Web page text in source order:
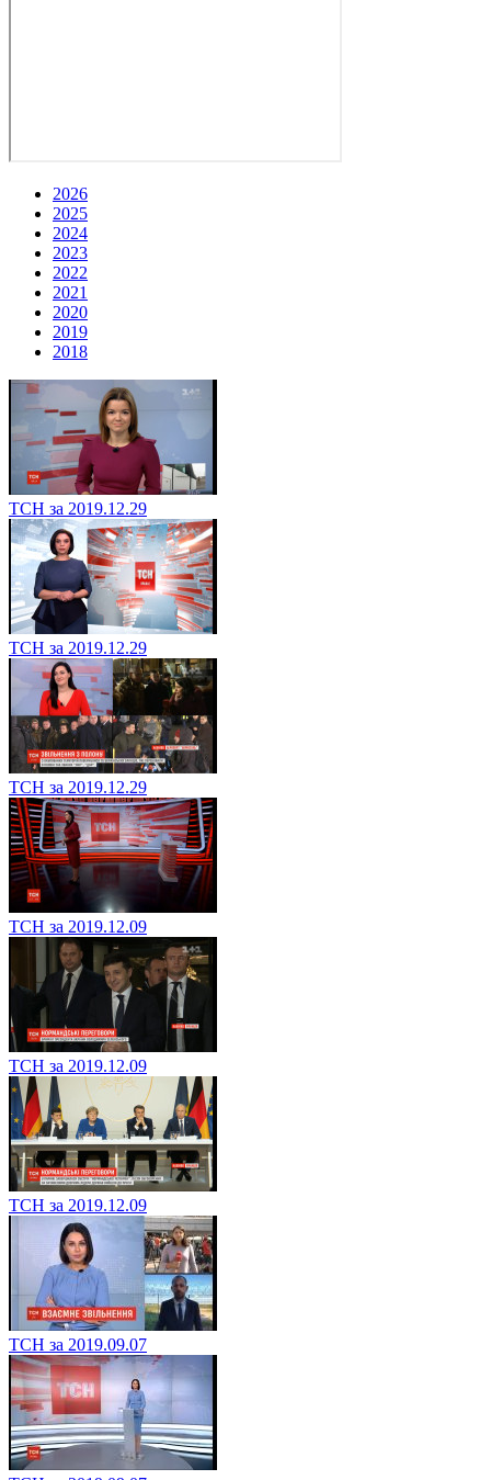
2026
2025
2024
2023
2022
2021
2020
2019
2018
ТСН за 2019.12.29
ТСН за 2019.12.29
ТСН за 2019.12.29
ТСН за 2019.12.09
ТСН за 2019.12.09
ТСН за 2019.12.09
ТСН за 2019.09.07